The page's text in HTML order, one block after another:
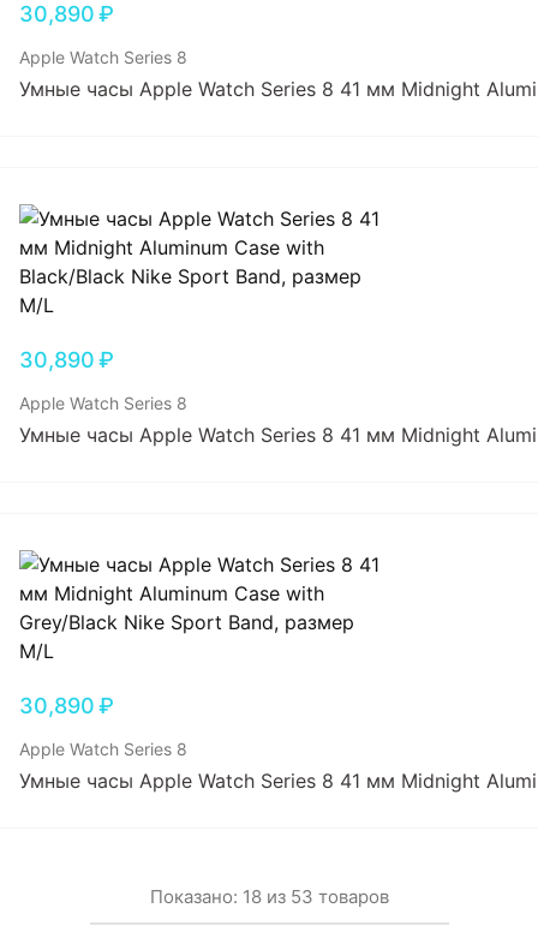
30,890₽
Apple Watch Series 8
Умные часы Apple Watch Series 8 41 мм Midnight
30,890₽
Apple Watch Series 8
Умные часы Apple Watch Series 8 41 мм Midnight
30,890₽
Apple Watch Series 8
Умные часы Apple Watch Series 8 41 мм Midnight
Показано: 18 из 53 товаров